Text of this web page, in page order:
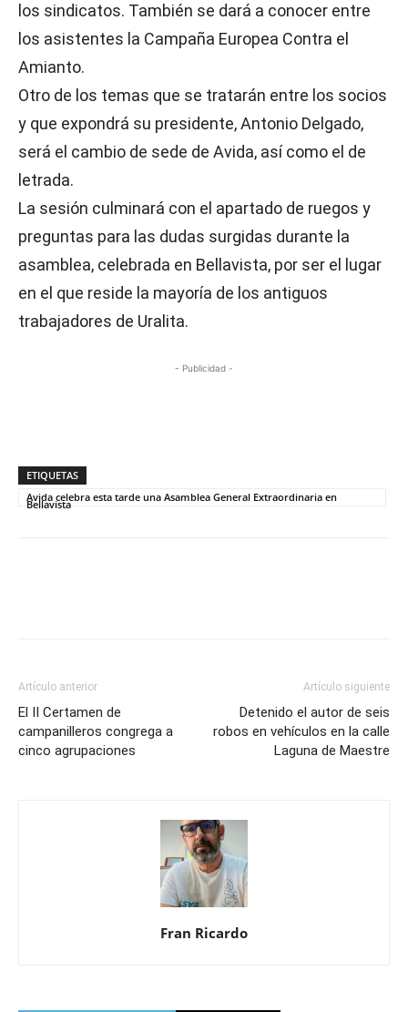
los sindicatos. También se dará a conocer entre
los asistentes la Campaña Europea Contra el
Amianto.
Otro de los temas que se tratarán entre los socios
y que expondrá su presidente, Antonio Delgado,
será el cambio de sede de Avida, así como el de
letrada.
La sesión culminará con el apartado de ruegos y
preguntas para las dudas surgidas durante la
asamblea, celebrada en Bellavista, por ser el lugar
en el que reside la mayoría de los antiguos
trabajadores de Uralita.
- Publicidad -
ETIQUETAS
Avida celebra esta tarde una Asamblea General Extraordinaria en
Bellavista
Artículo anterior
El II Certamen de
campanilleros congrega a
cinco agrupaciones
Artículo siguiente
Detenido el autor de seis
robos en vehículos en la calle
Laguna de Maestre
Fran Ricardo